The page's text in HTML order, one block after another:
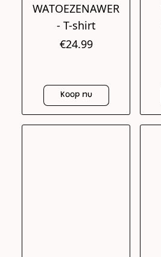
WATOEZENAWER
- T-shirt
€24.99
Koop nu